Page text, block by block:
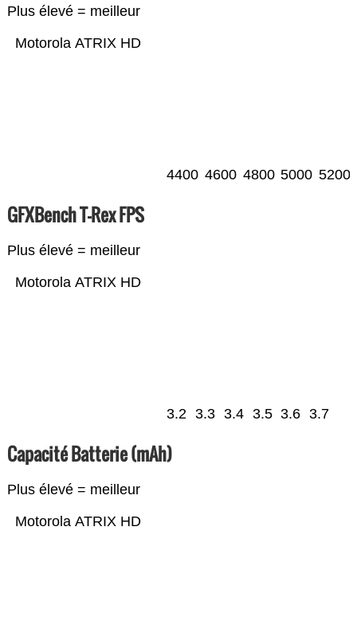
Plus élevé = meilleur
Motorola ATRIX HD
4400 4600 4800 5000 5200
GFXBench T-Rex FPS
Plus élevé = meilleur
Motorola ATRIX HD
3.2 3.3 3.4 3.5 3.6 3.7
Capacité Batterie (mAh)
Plus élevé = meilleur
Motorola ATRIX HD